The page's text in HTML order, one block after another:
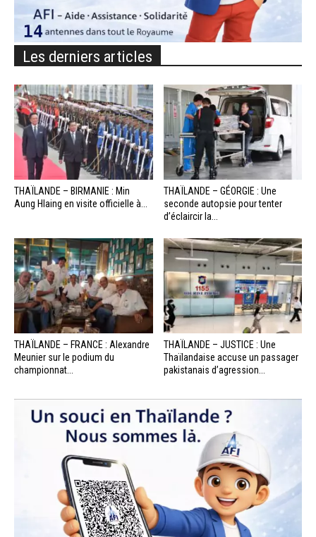
Les derniers articles
THAÏLANDE – BIRMANIE : Min
Aung Hlaing en visite officielle à...
THAÏLANDE – GÉORGIE : Une
seconde autopsie pour tenter
d’éclaircir la...
THAÏLANDE – FRANCE : Alexandre
Meunier sur le podium du
championnat...
THAÏLANDE – JUSTICE : Une
Thaïlandaise accuse un passager
pakistanais d’agression...